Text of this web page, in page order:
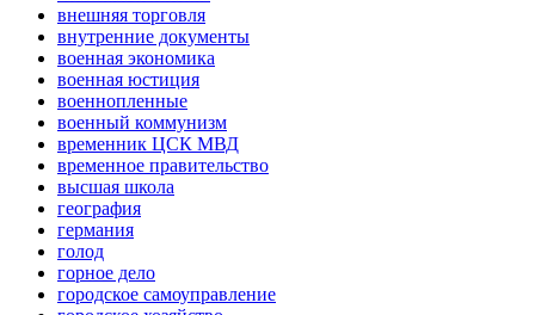
внешняя торговля
внутренние документы
военная экономика
военная юстиция
военнопленные
военный коммунизм
временник ЦСК МВД
временное правительство
высшая школа
география
германия
голод
горное дело
городское самоуправление